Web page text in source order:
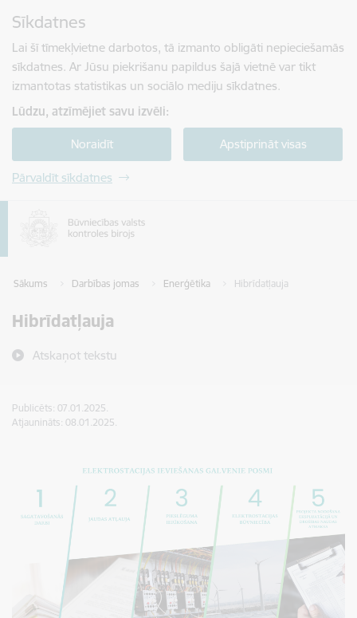
Sīkdatnes
Lai šī tīmekļvietne darbotos, tā izmanto obligāti nepieciešamās
sīkdatnes. Ar Jūsu piekrišanu papildus šajā vietnē var tikt
izmantotas statistikas un sociālo mediju sīkdatnes.
Lūdzu, atzīmējiet savu izvēli:
Noraidīt Apstiprināt visas
Pārvaldīt sīkdatnes
Sākums Darbības jomas Enerģētika Hibrīdatļauja
Hibrīdatļauja
Atskaņot tekstu
Publicēts: 07.01.2025.
Atjaunināts: 08.01.2025.